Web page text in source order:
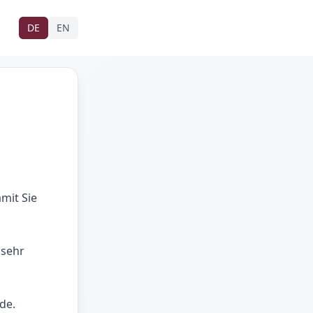
DE EN
Sie